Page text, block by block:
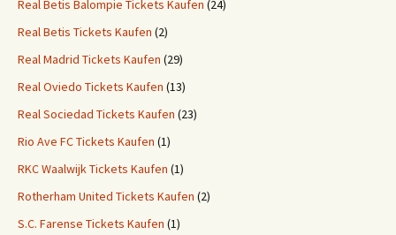
Real Betis Balompie Tickets Kaufen (24)
Real Betis Tickets Kaufen (2)
Real Madrid Tickets Kaufen (29)
Real Oviedo Tickets Kaufen (13)
Real Sociedad Tickets Kaufen (23)
Rio Ave FC Tickets Kaufen (1)
RKC Waalwijk Tickets Kaufen (1)
Rotherham United Tickets Kaufen (2)
S.C. Farense Tickets Kaufen (1)